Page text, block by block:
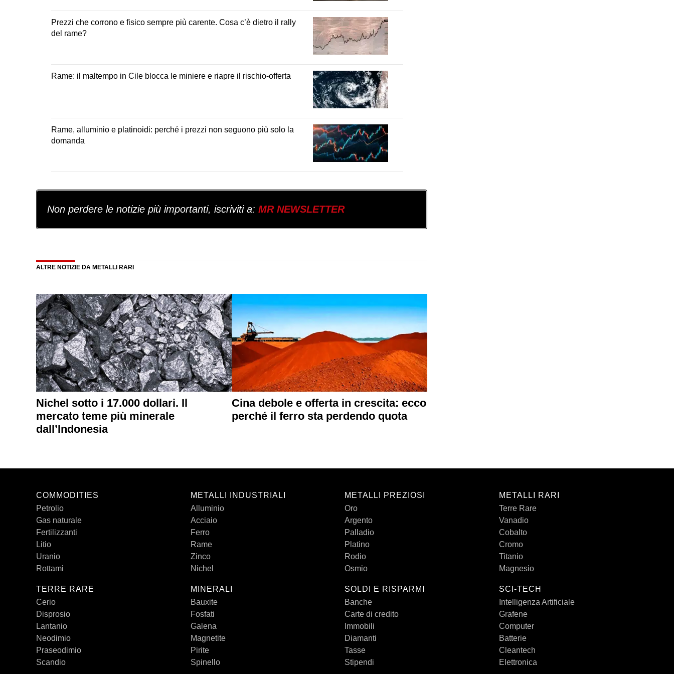
Prezzi che corrono e fisico sempre più carente. Cosa c’è dietro il rally
del rame?
Rame: il maltempo in Cile blocca le miniere e riapre il rischio-offerta
Rame, alluminio e platinoidi: perché i prezzi non seguono più solo la
domanda
Non perdere le notizie più importanti, iscriviti a: MR NEWSLETTER
ALTRE NOTIZIE DA METALLI RARI
Nichel sotto i 17.000 dollari. Il
mercato teme più minerale
dall’Indonesia
Cina debole e offerta in crescita: ecco
perché il ferro sta perdendo quota
COMMODITIES
Petrolio
Gas naturale
Fertilizzanti
Litio
Uranio
Rottami
TERRE RARE
Cerio
Disprosio
Lantanio
Neodimio
Praseodimio
Scandio
METALLI INDUSTRIALI
Alluminio
Acciaio
Ferro
Rame
Zinco
Nichel
MINERALI
Bauxite
Fosfati
Galena
Magnetite
Pirite
Spinello
METALLI PREZIOSI
Oro
Argento
Palladio
Platino
Rodio
Osmio
SOLDI E RISPARMI
Banche
Carte di credito
Immobili
Diamanti
Tasse
Stipendi
METALLI RARI
Terre Rare
Vanadio
Cobalto
Cromo
Titanio
Magnesio
SCI-TECH
Intelligenza Artificiale
Grafene
Computer
Batterie
Cleantech
Elettronica